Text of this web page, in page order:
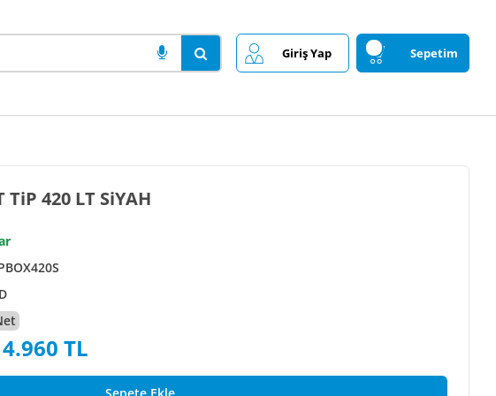
Giriş Yap Sepetim
TiP 420 LT SiYAH
TL